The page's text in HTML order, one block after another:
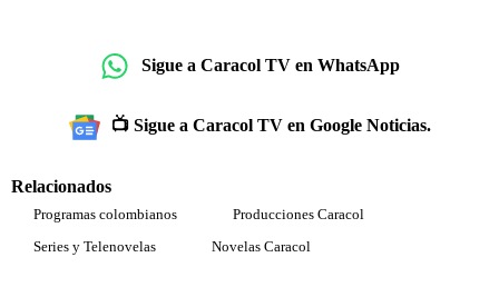
Sigue a Caracol TV en WhatsApp
📺 Sigue a Caracol TV en Google Noticias.
Relacionados
Programas colombianos
Producciones Caracol
Series y Telenovelas
Novelas Caracol